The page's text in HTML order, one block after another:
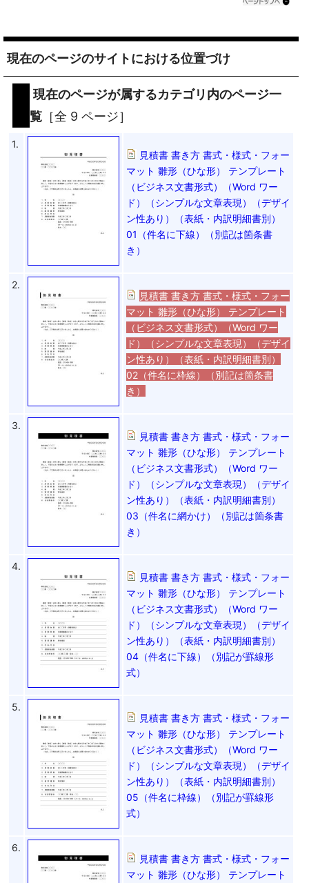
現在のページのサイトにおける位置づけ
現在のページが属するカテゴリ内のページ一
覧 ［全 9 ページ］
1.
見積書 書き方 書式・様式・フォー
マット 雛形（ひな形） テンプレート
（ビジネス文書形式）（Word ワー
ド）（シンプルな文章表現）（デザイ
ン性あり）（表紙・内訳明細書別）
01（件名に下線）（別記は箇条書
き）
2.
見積書 書き方 書式・様式・フォー
マット 雛形（ひな形） テンプレート
（ビジネス文書形式）（Word ワー
ド）（シンプルな文章表現）（デザイ
ン性あり）（表紙・内訳明細書別）
02（件名に枠線）（別記は箇条書
き）
3.
見積書 書き方 書式・様式・フォー
マット 雛形（ひな形） テンプレート
（ビジネス文書形式）（Word ワー
ド）（シンプルな文章表現）（デザイ
ン性あり）（表紙・内訳明細書別）
03（件名に網かけ）（別記は箇条書
き）
4.
見積書 書き方 書式・様式・フォー
マット 雛形（ひな形） テンプレート
（ビジネス文書形式）（Word ワー
ド）（シンプルな文章表現）（デザイ
ン性あり）（表紙・内訳明細書別）
04（件名に下線）（別記が罫線形
式）
5.
見積書 書き方 書式・様式・フォー
マット 雛形（ひな形） テンプレート
（ビジネス文書形式）（Word ワー
ド）（シンプルな文章表現）（デザイ
ン性あり）（表紙・内訳明細書別）
05（件名に枠線）（別記が罫線形
式）
6.
見積書 書き方 書式・様式・フォー
マット 雛形（ひな形） テンプレート